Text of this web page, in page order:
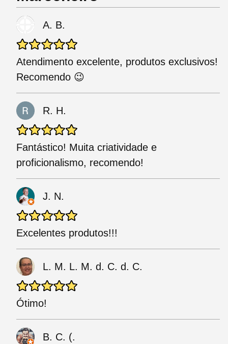
A. B.
Atendimento excelente, produtos exclusivos!
Recomendo 😉
R. H.
Fantástico! Muita criatividade e
proficionalismo, recomendo!
J. N.
Excelentes produtos!!!
L. M. L. M. d. C. d. C.
Ótimo!
B. C. (.